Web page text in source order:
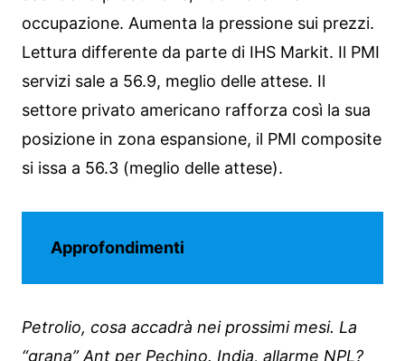
occupazione. Aumenta la pressione sui prezzi.
Lettura differente da parte di IHS Markit. Il PMI
servizi sale a 56.9, meglio delle attese. Il
settore privato americano rafforza così la sua
posizione in zona espansione, il PMI composite
si issa a 56.3 (meglio delle attese).
Approfondimenti
Petrolio, cosa accadrà nei prossimi mesi. La
“grana” Ant per Pechino. India, allarme NPL?